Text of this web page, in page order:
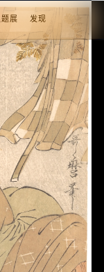
题展 发现